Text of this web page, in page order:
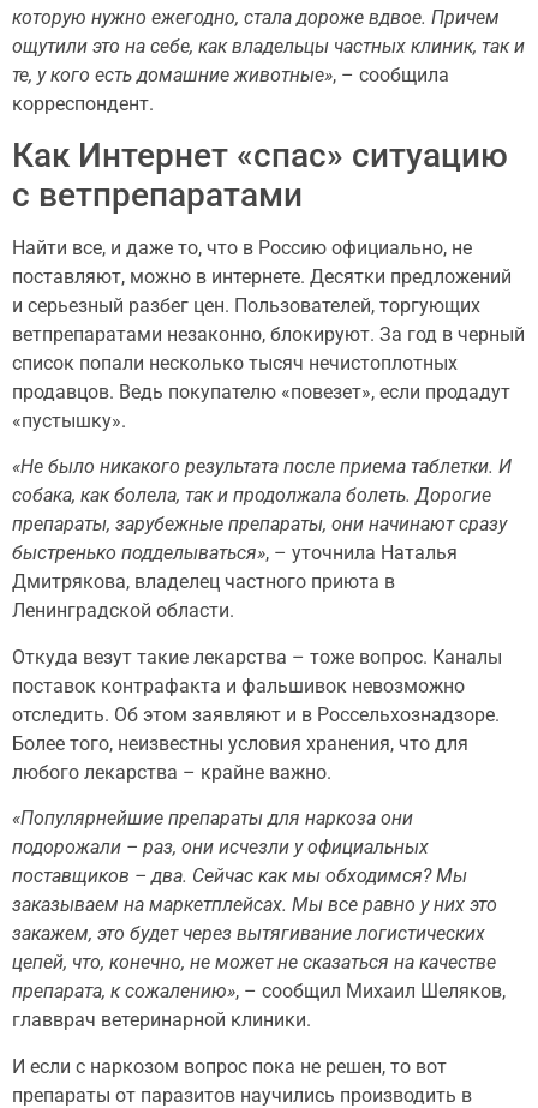
которую нужно ежегодно, стала дороже вдвое. Причем
ощутили это на себе, как владельцы частных клиник, так и
те, у кого есть домашние животные», – сообщила
корреспондент.
Как Интернет «спас» ситуацию
с ветпрепаратами
Найти все, и даже то, что в Россию официально, не
поставляют, можно в интернете. Десятки предложений
и серьезный разбег цен. Пользователей, торгующих
ветпрепаратами незаконно, блокируют. За год в черный
список попали несколько тысяч нечистоплотных
продавцов. Ведь покупателю «повезет», если продадут
«пустышку».
«Не было никакого результата после приема таблетки. И
собака, как болела, так и продолжала болеть. Дорогие
препараты, зарубежные препараты, они начинают сразу
быстренько подделываться», – уточнила Наталья
Дмитрякова, владелец частного приюта в
Ленинградской области.
Откуда везут такие лекарства – тоже вопрос. Каналы
поставок контрафакта и фальшивок невозможно
отследить. Об этом заявляют и в Россельхознадзоре.
Более того, неизвестны условия хранения, что для
любого лекарства – крайне важно.
«Популярнейшие препараты для наркоза они
подорожали – раз, они исчезли у официальных
поставщиков – два. Сейчас как мы обходимся? Мы
заказываем на маркетплейсах. Мы все равно у них это
закажем, это будет через вытягивание логистических
цепей, что, конечно, не может не сказаться на качестве
препарата, к сожалению», – сообщил Михаил Шеляков,
главврач ветеринарной клиники.
И если с наркозом вопрос пока не решен, то вот
препараты от паразитов научились производить в